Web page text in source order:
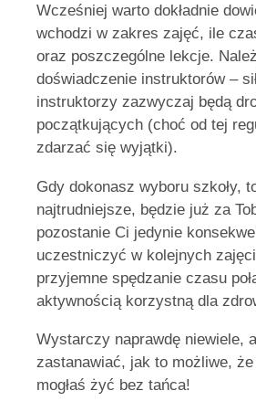
Wcześniej warto dokładnie
wchodzi w zakres zajęć, ile
oraz poszczególne lekcje.
doświadczenie instruktorów –
instruktorzy zazwyczaj będą
początkujących (choć od tej
zdarzać się wyjątki).
Gdy dokonasz wyboru szkoły,
najtrudniejsze, będzie już za
pozostanie Ci jedynie
uczestniczyć w kolejnych
przyjemne spędzanie czasu
aktywnością korzystną dla
Wystarczy naprawdę niewiele,
zastanawiać, jak to możliwe, że
mogłaś żyć bez tańca!